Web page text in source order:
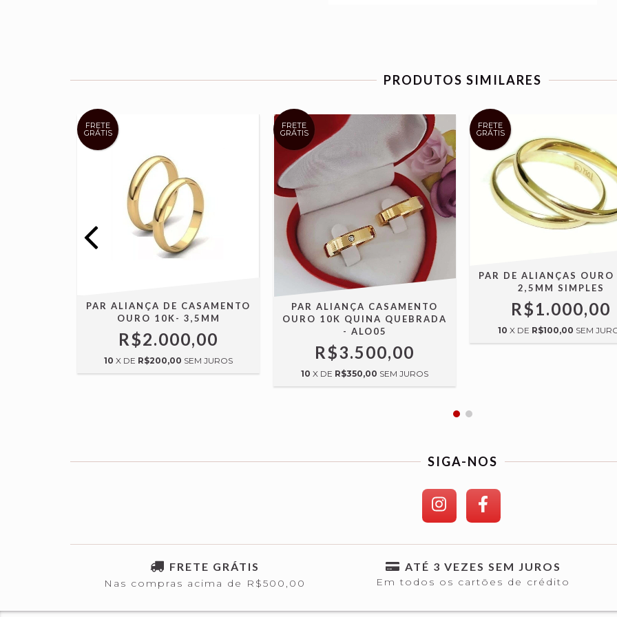
PRODUTOS SIMILARES
FRETE
GRÁTIS
PAR ALIANÇA DE CASAMENTO
OURO 10K- 3,5MM
R$2.000,00
10 X DE R$200,00 SEM JUROS
FRETE
GRÁTIS
PAR ALIANÇA CASAMENTO
OURO 10K QUINA QUEBRADA
- ALO05
R$3.500,00
10 X DE R$350,00 SEM JUROS
FRETE
GRÁTIS
PAR DE ALIANÇAS
2,5MM SIMPLES
R$1.000,00
10 X DE R$100,00 SEM
SIGA-NOS
FRETE GRÁTIS
Nas compras acima de R$500,00
ATÉ 3 VEZES SEM JUROS
Em todos os cartões de crédito